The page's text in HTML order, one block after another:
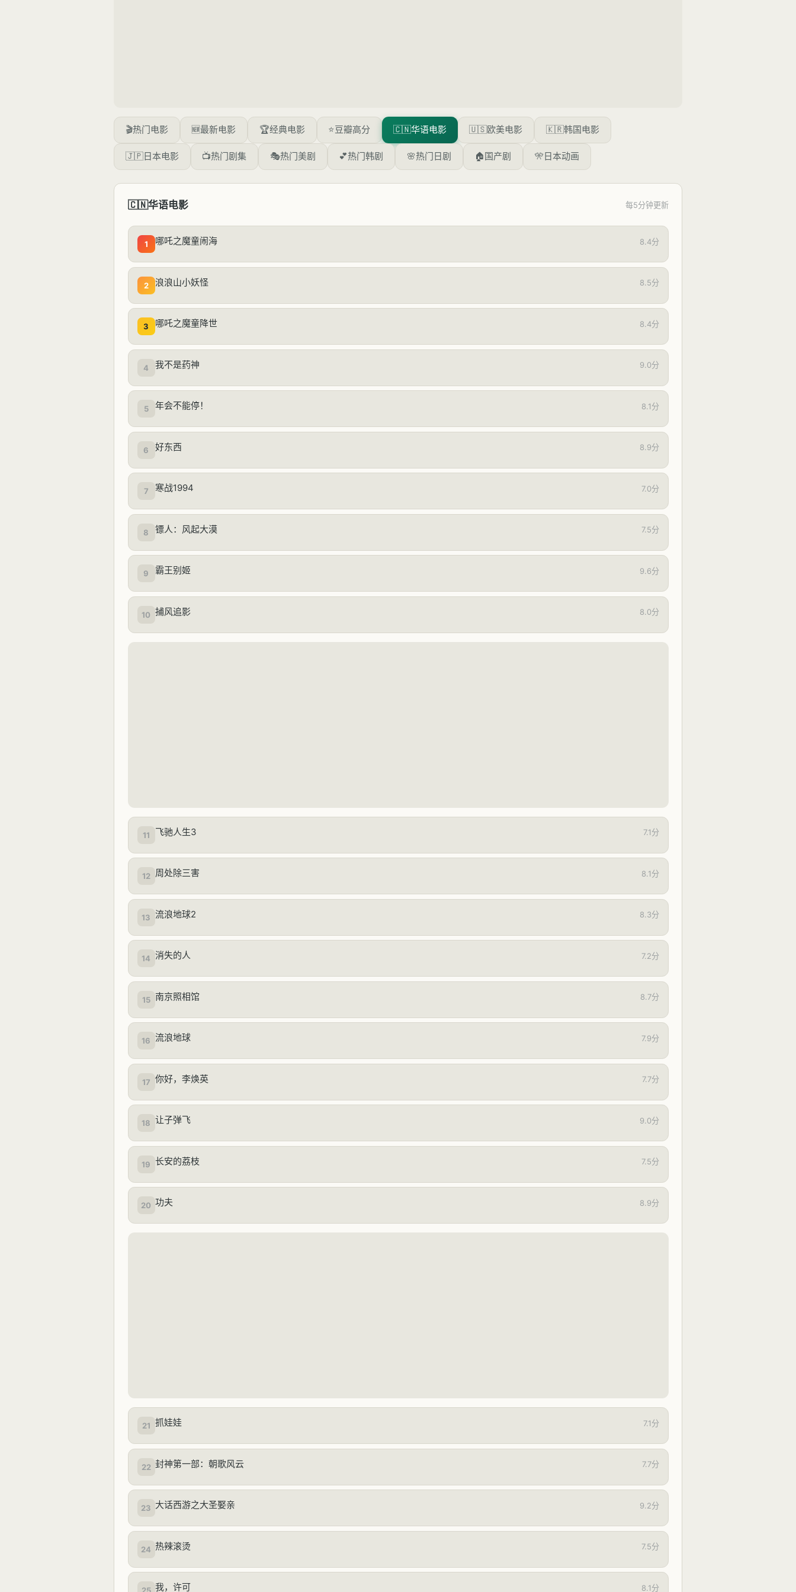
🎬热门电影 🆕最新电影 🏆经典电影 ⭐豆瓣高分 🇨🇳华语电影 🇺🇸欧美电影 🇰🇷韩国电影
🇯🇵日本电影 📺热门剧集 🎭热门美剧 💕热门韩剧 🌸热门日剧 🏠国产剧 🎌日本动画
🇨🇳华语电影 每5分钟更新
1 哪吒之魔童闹海 8.4分
2 浪浪山小妖怪 8.5分
3 哪吒之魔童降世 8.4分
4 我不是药神 9.0分
5 年会不能停！ 8.1分
6 好东西 8.9分
7 寒战1994 7.0分
8 镖人：风起大漠 7.5分
9 霸王别姬 9.6分
10 捕风追影 8.0分
11 飞驰人生3 7.1分
12 周处除三害 8.1分
13 流浪地球2 8.3分
14 消失的人 7.2分
15 南京照相馆 8.7分
16 流浪地球 7.9分
17 你好，李焕英 7.7分
18 让子弹飞 9.0分
19 长安的荔枝 7.5分
20 功夫 8.9分
21 抓娃娃 7.1分
22 封神第一部：朝歌风云 7.7分
23 大话西游之大圣娶亲 9.2分
24 热辣滚烫 7.5分
我，许可 8.1分